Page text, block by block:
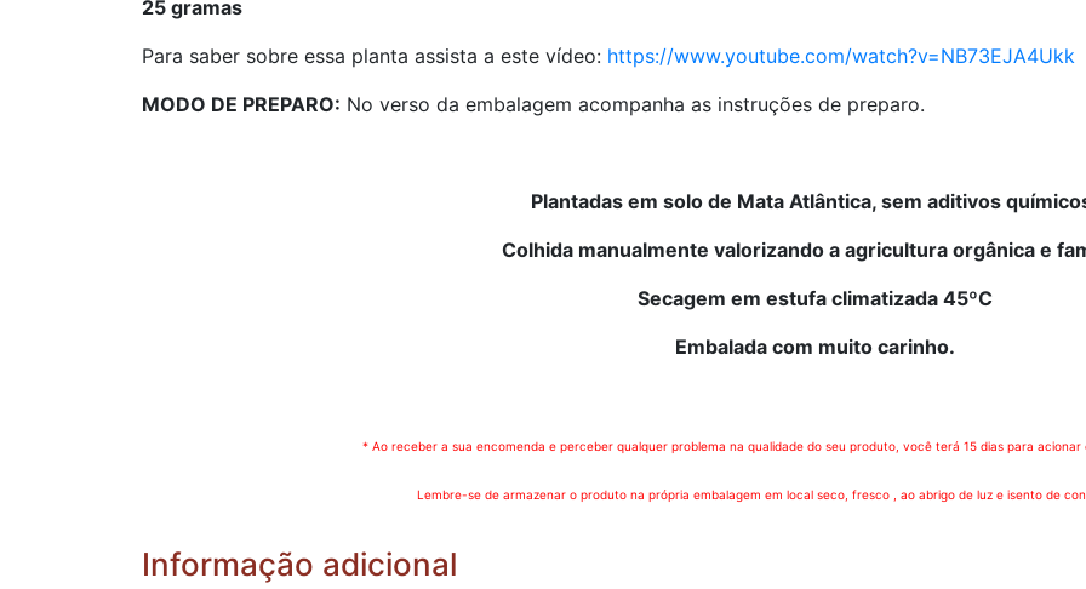
25 gramas
Para saber sobre essa planta assista a este vídeo: https://www.youtube.com/watch?v=NB73EJA4Ukk
MODO DE PREPARO: No verso da embalagem acompanha as instruções de preparo.
Plantadas em solo de Mata Atlântica, sem aditivos
Colhida manualmente valorizando a agricultura orgânica e
Secagem em estufa climatizada 45ºC
Embalada com muito carinho.
* Ao receber a sua encomenda e perceber qualquer problema na qualidade do seu produto, você terá 15 dias para
Lembre-se de armazenar o produto na própria embalagem em local seco, fresco , ao abrigo de luz e isento de
Informação adicional